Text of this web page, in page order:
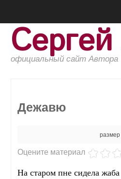
официальный сайт Автора
ГЛАВНАЯ
ПОТОК
Дежавю
Оцените материал
На старом пне сидела жаба